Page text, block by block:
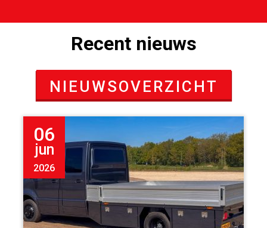
Recent nieuws
NIEUWSOVERZICHT
06
jun
2026